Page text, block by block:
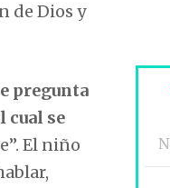
de Dios y
pregunta
cual se
El niño